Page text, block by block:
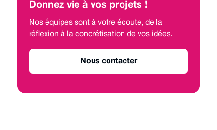
Donnez vie à vos projets !
Nos équipes sont à votre écoute, de la
réflexion à la concrétisation de vos idées.
Nous contacter